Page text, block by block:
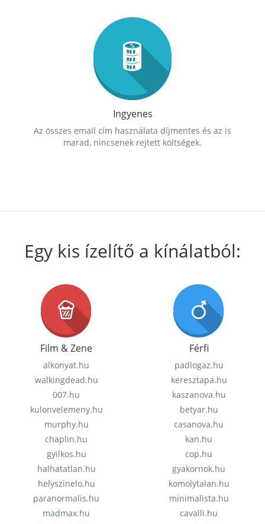
Ingyenes
Az összes email cím használata díjmentes és az is
marad, nincsenek rejtett költségek.
Egy kis ízelítő a kínálatból:
Film & Zene
alkonyat.hu
walkingdead.hu
007.hu
kulonvelemeny.hu
murphy.hu
chaplin.hu
gyilkos.hu
halhatatlan.hu
helyszinelo.hu
paranormalis.hu
madmax.hu
Férfi
padlogaz.hu
keresztapa.hu
kaszanova.hu
betyar.hu
casanova.hu
kan.hu
cop.hu
gyakornok.hu
komolytalan.hu
minimalista.hu
cavalli.hu